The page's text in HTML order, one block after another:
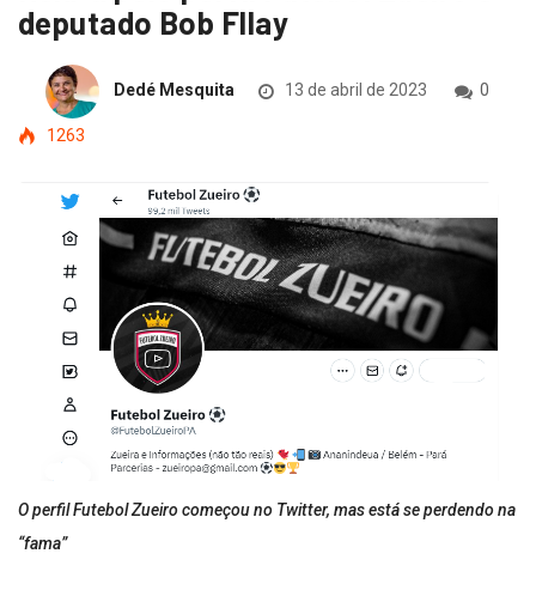
deputado Bob Fllay
Dedé Mesquita 13 de abril de 2023 0
1263
O perfil Futebol Zueiro começou no Twitter, mas está se perdendo na
“fama”